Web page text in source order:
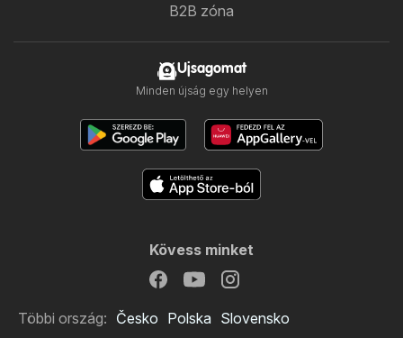
B2B zóna
Ujsagomat
Minden újság egy helyen
Kövess minket
Többi ország: Česko Polska Slovensko